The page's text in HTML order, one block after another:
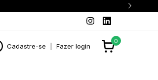
Cadastre-se Fazer login
0